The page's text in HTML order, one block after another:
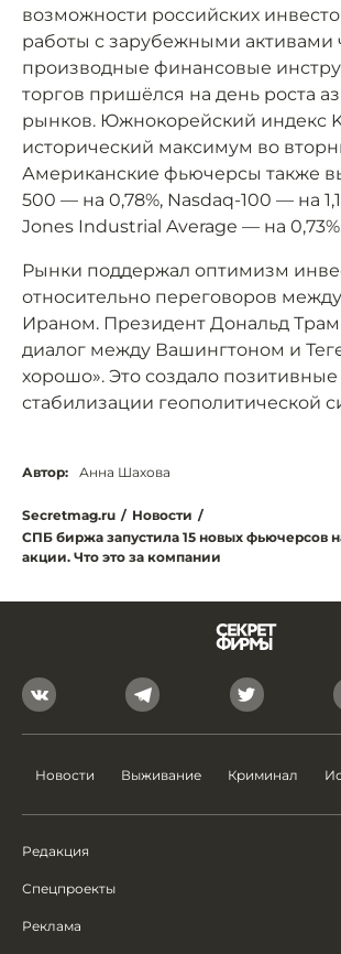
возможности российских
работы с зарубежными активами
производные финансовые
торгов пришёлся на день роста
рынков. Южнокорейский индекс
исторический максимум во
Американские фьючерсы также
500 — на 0,78%, Nasdaq-100 — на
Jones Industrial Average — на
Рынки поддержал оптимизм
относительно переговоров
Ираном. Президент Дональд
диалог между Вашингтоном и
хорошо». Это создало
стабилизации геополитической
Автор: Анна Шахова
Secretmag.ru / Новости /
СПБ биржа запустила 15 новых фьючерсов
акции. Что это за компании
Новости Выживание Криминал
Редакция
Спецпроекты
Реклама